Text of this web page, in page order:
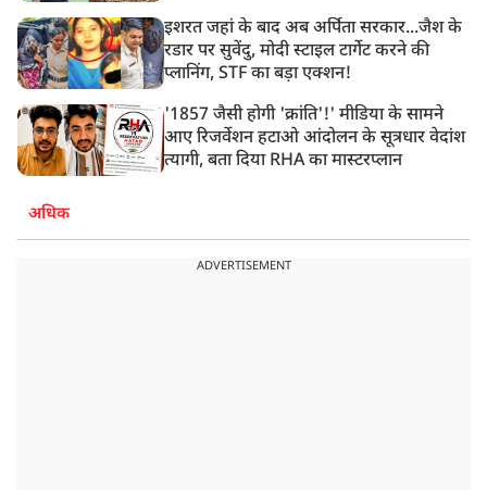
इशरत जहां के बाद अब अर्पिता सरकार...जैश के
रडार पर सुवेंदु, मोदी स्टाइल टार्गेट करने की
प्लानिंग, STF का बड़ा एक्शन!
'1857 जैसी होगी 'क्रांति'!' मीडिया के सामने
आए रिजर्वेशन हटाओ आंदोलन के सूत्रधार वेदांश
त्यागी, बता दिया RHA का मास्टरप्लान
अधिक
ADVERTISEMENT